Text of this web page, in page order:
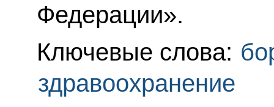
Федерации».
Ключевые слова:
здравоохранение